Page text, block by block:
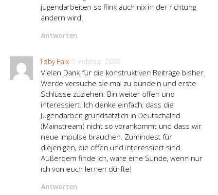
jugendarbeiten so flink auch nix in der richtung
ändern wird.
Antworten
Toby Faix 9. Februar 2006
Vielen Dank für die konstruktiven Beiträge bisher.
Werde versuche sie mal zu bündeln und erste
Schlüsse zuziehen. Bin weiter offen und
interessiert. Ich denke einfach, dass die
Jugendarbeit grundsätzlich in Deutschalnd
(Mainstream) nicht so vorankommt und dass wir
neue Impulse brauchen. Zumindest für
diejenigen, die offen und interessiert sind.
Außerdem finde ich, wäre eine Sünde, wenn nur
ich von euch lernen dürfte!
Antworten